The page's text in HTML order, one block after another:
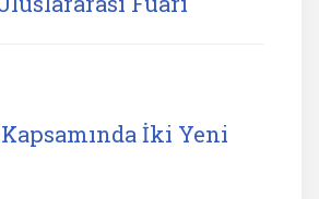
İki Yeni